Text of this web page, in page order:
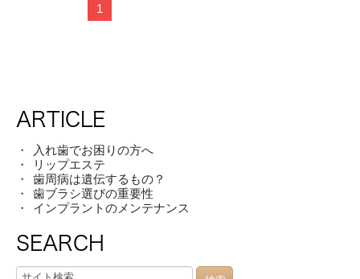
1
ARTICLE
入れ歯でお困りの方へ
リップエステ
歯周病は遺伝するもの？
歯ブラシ選びの重要性
インプラントのメンテナンス
SEARCH